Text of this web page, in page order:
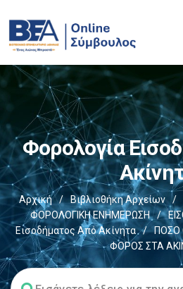
Φορολογία
Αρχική / Βιβλιοθήκη Αρχείων /
ΦΟΡΟΛΟΓΙΚΗ ΕΝΗΜΕΡΩΣΗ
/
Εισοδήματος Από Ακίνητα
/
ΠΟΣΟ
ΦΟΡΟΣ ΣΤΑ